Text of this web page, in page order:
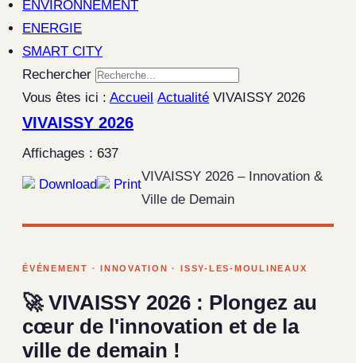
ENVIRONNEMENT
ENERGIE
SMART CITY
Rechercher
Vous êtes ici : Accueil Actualité VIVAISSY 2026
VIVAISSY 2026
Affichages : 637
Print
Download
VIVAISSY 2026 – Innovation &
Ville de Demain
ÉVÉNEMENT · INNOVATION · ISSY-LES-MOULINEAUX
🚀 VIVAISSY 2026 : Plongez au
cœur de l'innovation et de la
ville de demain !